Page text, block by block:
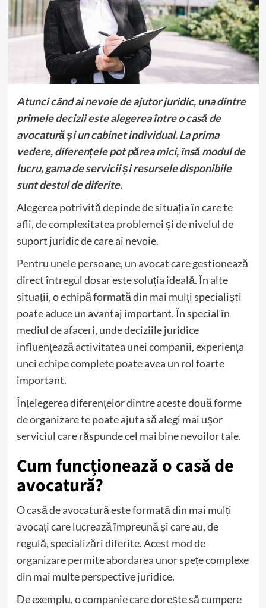
Atunci când ai nevoie de ajutor juridic, una dintre
primele decizii este alegerea între o casă de
avocatură și un cabinet individual. La prima
vedere, diferențele pot părea mici, însă modul de
lucru, gama de servicii și resursele disponibile
sunt destul de diferite.
Alegerea potrivită depinde de situația în care te
afli, de complexitatea problemei și de nivelul de
suport juridic de care ai nevoie.
Pentru unele persoane, un avocat care gestionează
direct întregul dosar este soluția ideală. În alte
situații, o echipă formată din mai mulți specialiști
poate aduce un avantaj important. În special în
mediul de afaceri, unde deciziile juridice
influențează activitatea unei companii, experiența
unei echipe complete poate avea un rol foarte
important.
Înțelegerea diferențelor dintre aceste două forme
de organizare te poate ajuta să alegi mai ușor
serviciul care răspunde cel mai bine nevoilor tale.
Cum funcționează o casă de
avocatură?
O casă de avocatură este formată din mai mulți
avocați care lucrează împreună și care au, de
regulă, specializări diferite. Acest mod de
organizare permite abordarea unor spețe complexe
din mai multe perspective juridice.
De exemplu, o companie care dorește să cumpere